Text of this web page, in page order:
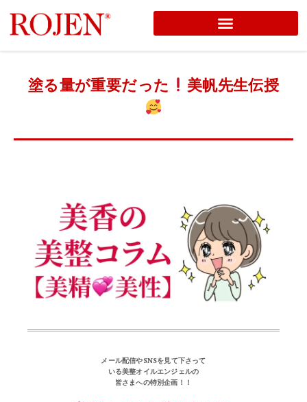
コ
塗る量が重要だった 美帆先生伝授
メール配信やSNSを見て下さって
いる美整オイルエンジェルの
皆さまへの特別企画！！